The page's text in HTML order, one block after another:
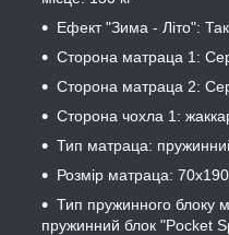
Ефект "Зима - Літо": Так
Сторона матраца 1:
Сторона матраца 2:
Сторона чохла 1:
Тип матраца:
Розмір матраца:
Тип пружинного блоку
пружинний блок "Pocket